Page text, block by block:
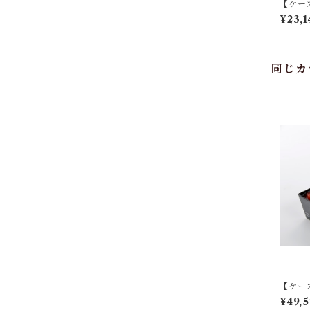
【ケ
バニラ
同じ
【ケ
いちご